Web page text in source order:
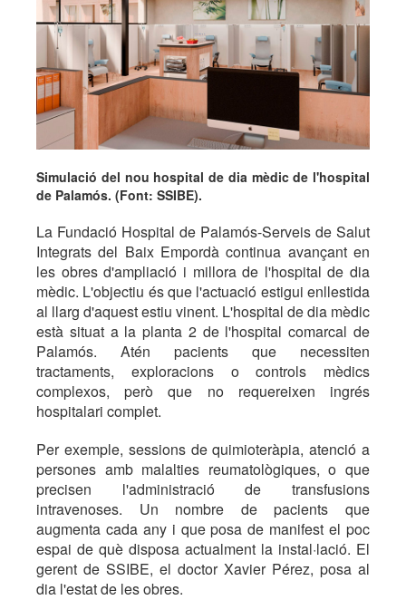
Simulació del nou hospital de dia mèdic de l'hospital
de Palamós. (Font: SSIBE).
La Fundació Hospital de Palamós-Serveis de Salut
Integrats del Baix Empordà continua avançant en
les obres d'ampliació i millora de l'hospital de dia
mèdic. L'objectiu és que l'actuació estigui enllestida
al llarg d'aquest estiu vinent. L'hospital de dia mèdic
està situat a la planta 2 de l'hospital comarcal de
Palamós. Atén pacients que necessiten
tractaments, exploracions o controls mèdics
complexos, però que no requereixen ingrés
hospitalari complet.
Per exemple, sessions de quimioteràpia, atenció a
persones amb malalties reumatològiques, o que
precisen l'administració de transfusions
intravenoses. Un nombre de pacients que
augmenta cada any i que posa de manifest el poc
espai de què disposa actualment la instal·lació. El
gerent de SSIBE, el doctor Xavier Pérez, posa al
dia l'estat de les obres.